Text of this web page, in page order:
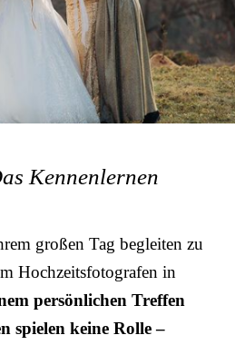
Kennenlernen
großen Tag begleiten zu
Hochzeitsfotografen in
persönlichen Treffen
spielen keine Rolle –